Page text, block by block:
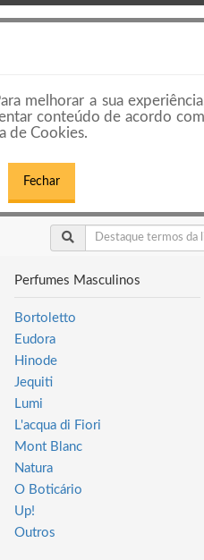
Perfumes Masculinos
Bortoletto
Eudora
Hinode
Jequiti
Lumi
L'acqua di Fiori
Mont Blanc
Natura
O Boticário
Up!
Outros
melhorar a sua
conteúdo de acordo
de Cookies.
Fechar